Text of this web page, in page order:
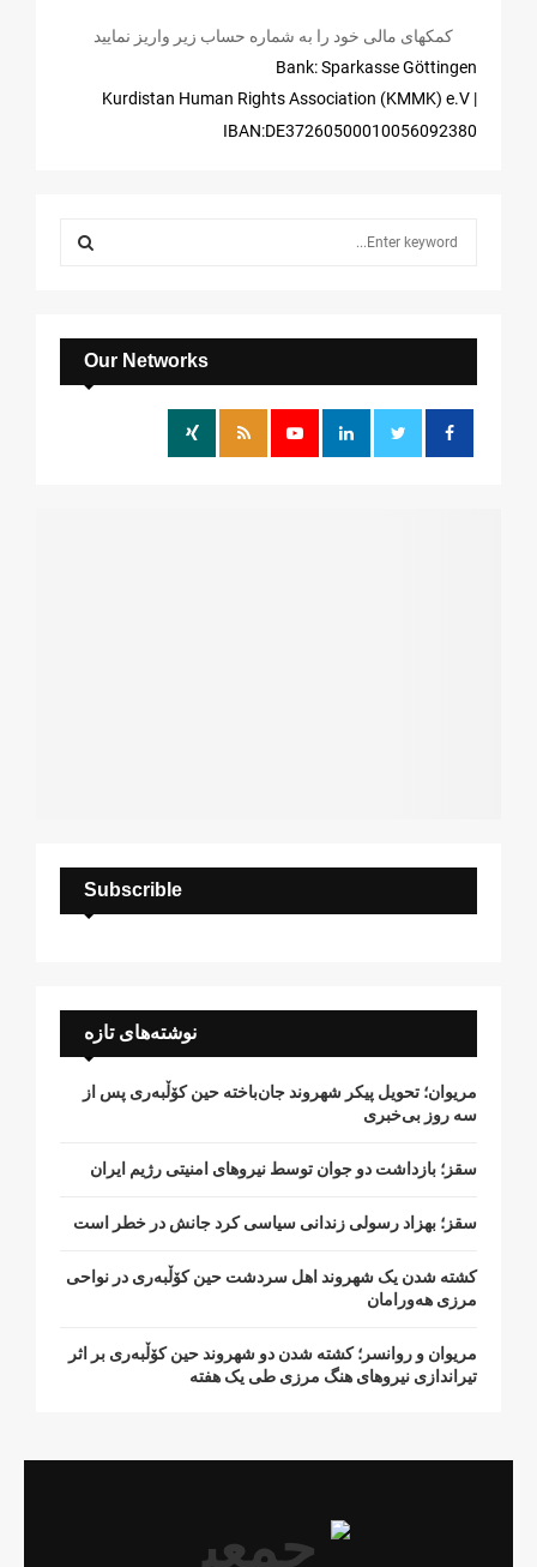
کمکهای مالی خود را به شماره حساب زیر واریز نمایید
Bank: Sparkasse Göttingen
| Kurdistan Human Rights Association (KMMK) e.V
IBAN:DE37260500010056092380
f
o
E
A
Our Networks
Subscrible
نوشته‌های تازه
مریوان؛ تحویل پیکر شهروند جان‌باخته حین کۆڵبەری پس از
سە روز بی‌خبری
سقز؛ بازداشت دو جوان توسط نیروهای امنیتی رژیم ایران
سقز؛ بهزاد رسولی زندانی سیاسی کرد جانش در خطر است
کشتە شدن یک شهروند اهل سردشت حین کۆڵبەری در نواحی
مرزی هەورامان
مریوان و روانسر؛ کشته شدن دو شهروند حین کۆڵبەری بر اثر
تیراندازی نیروهای هنگ مرزی طی یک هفته